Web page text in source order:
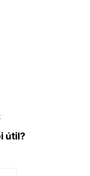
útil?